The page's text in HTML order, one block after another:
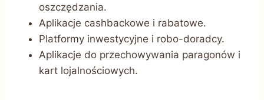
oszczędzania.
Aplikacje cashbackowe i rabatowe.
Platformy inwestycyjne i robo-doradcy.
Aplikacje do przechowywania paragonów i
kart lojalnościowych.